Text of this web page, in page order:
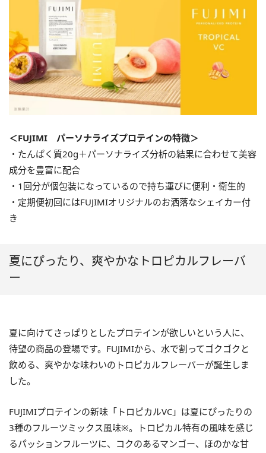
＜FUJIMI パーソナライズプロテインの特徴＞
・たんぱく質20g＋パーソナライズ分析の結果に合わせて美容
成分を豊富に配合
・1回分が個包装になっているので持ち運びに便利・衛生的
・定期便初回にはFUJIMIオリジナルのお洒落なシェイカー付
き
夏にぴったり、爽やかなトロピカルフレーバ
ー
夏に向けてさっぱりとしたプロテインが欲しいという人に、
待望の商品の登場です。FUJIMIから、水で割ってゴクゴクと
飲める、爽やかな味わいのトロピカルフレーバーが誕生しま
した。
FUJIMIプロテインの新味「トロピカルVC」は夏にぴったりの
3種のフルーツミックス風味※。トロピカル特有の風味を感じ
るパッションフルーツに、コクのあるマンゴー、ほのかな甘